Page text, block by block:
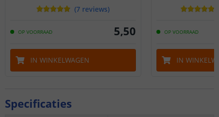
(7 reviews)
OP VOORRAAD 5,50
IN WINKELWAGEN
OP VOORRAAD
IN
Specificaties